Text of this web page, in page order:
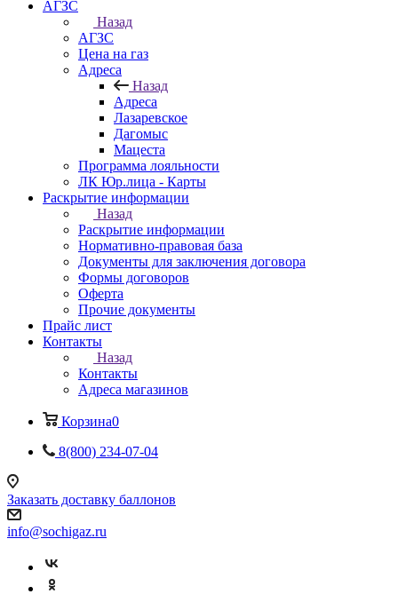
АГЗС
Назад
АГЗС
Цена на газ
Адреса
Назад
Адреса
Лазаревское
Дагомыс
Мацеста
Программа лояльности
ЛК Юр.лица - Карты
Раскрытие информации
Назад
Раскрытие информации
Нормативно-правовая база
Документы для заключения договора
Формы договоров
Оферта
Прочие документы
Прайс лист
Контакты
Назад
Контакты
Адреса магазинов
Корзина0
8(800) 234-07-04
Заказать доставку баллонов
info@sochigaz.ru